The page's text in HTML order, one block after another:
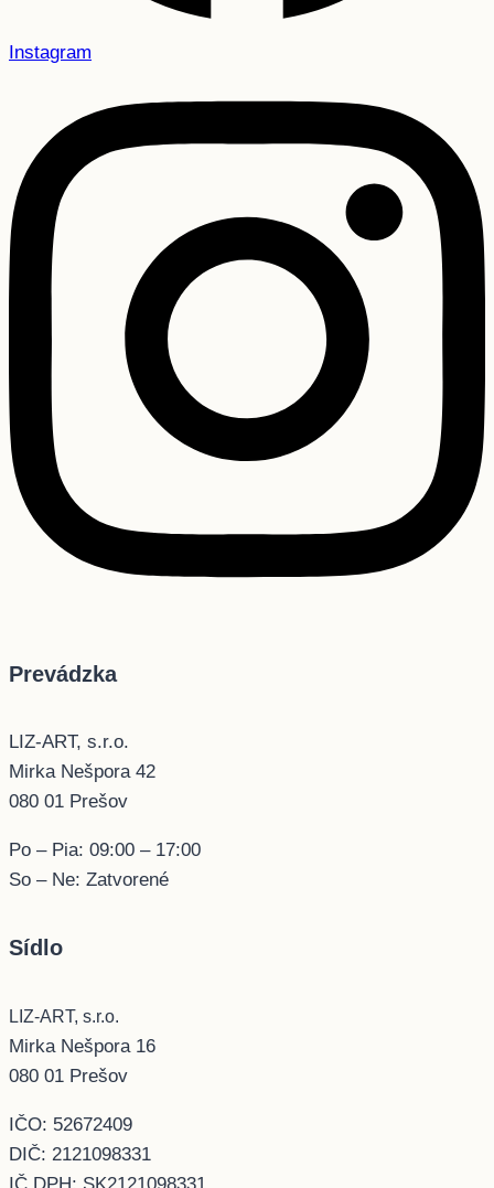
Instagram
Prevádzka
LIZ-ART, s.r.o.
Mirka Nešpora 42
080 01 Prešov
Po – Pia: 09:00 – 17:00
So – Ne: Zatvorené
Sídlo
LIZ-ART, s.r.o.
Mirka Nešpora 16
080 01 Prešov
IČO: 52672409
DIČ: 2121098331